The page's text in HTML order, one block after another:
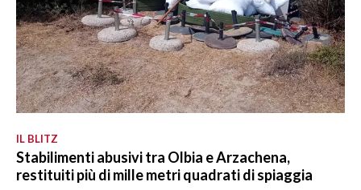
IL BLITZ
Stabilimenti abusivi tra Olbia e Arzachena,
restituiti più di mille metri quadrati di spiaggia